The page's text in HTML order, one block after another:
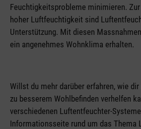
Feuchtigkeitsprobleme minimieren.
hoher Luftfeuchtigkeit sind
Unterstützung. Mit diesen
ein angenehmes Wohnklima erhalten.
Willst du mehr darüber erfahren, wie
zu besserem Wohlbefinden verhelfen
verschiedenen Luftentfeuchter-
Informationsseite rund um das Thema